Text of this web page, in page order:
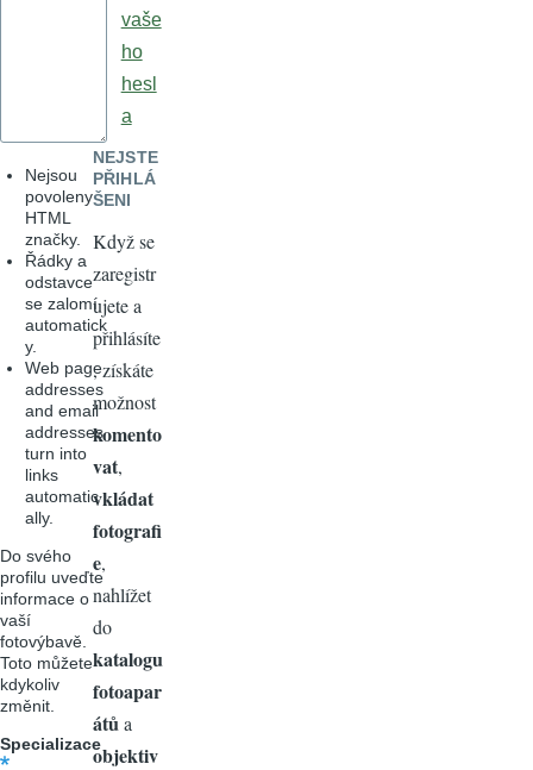
Nejsou
povoleny
HTML
značky.
Řádky a
odstavce
se zalomí
automatick
y.
Web page
addresses
and email
addresses
turn into
links
automatic
ally.
Do svého
profilu uveďte
informace o
vaší
fotovýbavě.
Toto můžete
kdykoliv
změnit.
Specializace
vaše
ho
hesl
a
NEJSTE
PŘIHLÁ
ŠENI
Když se
zaregistr
ujete a
přihlásíte
, získáte
možnost
komento
vat,
vkládat
fotografi
e,
nahlížet
do
katalogu
fotoapar
átů a
objektiv